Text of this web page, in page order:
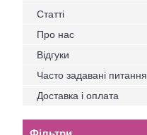
Статті
Про нас
Відгуки
Часто задавані питання
Доставка і оплата